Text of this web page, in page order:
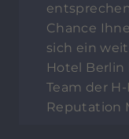
Chance
sich ein
Hotel Berlin
Team der
Reputation